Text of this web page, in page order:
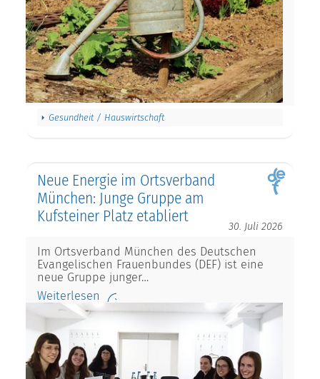
Gesundheit / Hauswirtschaft
Neue Energie im Ortsverband
München: Junge Gruppe am
Kufsteiner Platz etabliert
30. Juli 2026
Im Ortsverband München des Deutschen
Evangelischen Frauenbundes (DEF) ist eine
neue Gruppe junger…
Weiterlesen